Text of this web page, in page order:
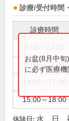
診療/受付時間
診療時間
9:00～13:00
15:00～18:00
お盆(8月中
に必ず医療機
休診日: 水、日、